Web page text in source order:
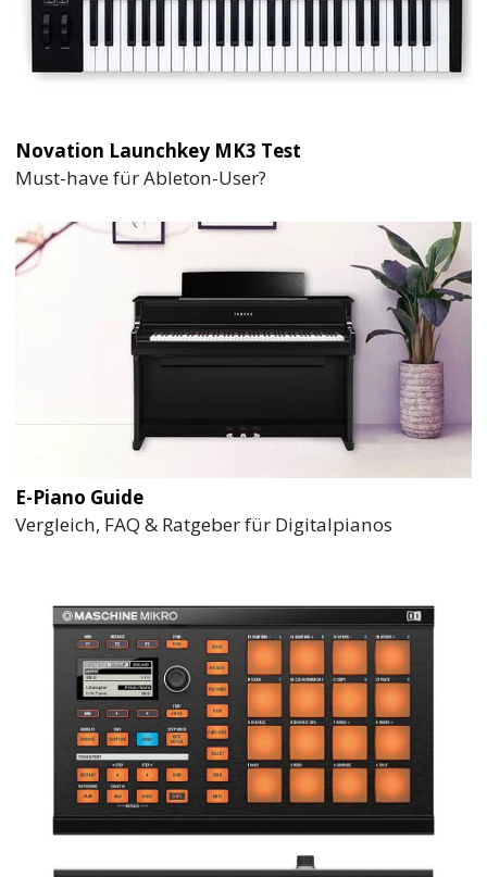
Novation Launchkey MK3 Test
Must-have für Ableton-User?
E-Piano Guide
Vergleich, FAQ & Ratgeber für Digitalpianos